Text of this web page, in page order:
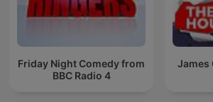
Friday Night Comedy from
BBC Radio 4
James